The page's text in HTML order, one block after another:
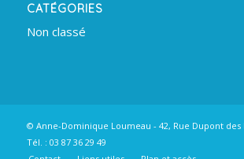
CATÉGORIES
Non classé
© Anne-Dominique Loumeau - 42, Rue Dupont des
Tél. : 03 87 36 29 49